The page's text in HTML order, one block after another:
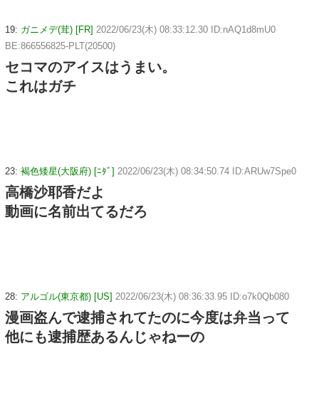
19: ガニメデ(茸) [FR] 2022/06/23(木) 08:33:12.30 ID:nAQ1d8mU0
BE:866556825-PLT(20500)
セコマのアイスはうまい。
これはガチ
23: 褐色矮星(大阪府) [ﾆﾀﾞ] 2022/06/23(木) 08:34:50.74 ID:ARUw7Spe0
高橋沙耶香だよ
動画に名前出てるだろ
28: アルゴル(東京都) [US] 2022/06/23(木) 08:36:33.95 ID:o7k0Qb080
漫画盗んで逮捕されてたのに今度は弁当って
他にも逮捕歴あるんじゃねーの